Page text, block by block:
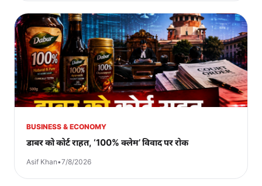
BUSINESS & ECONOMY
डाबर को कोर्ट राहत, ‘100% क्लेम’ विवाद पर रोक
Asif Khan•7/8/2026